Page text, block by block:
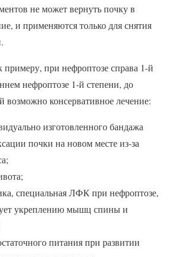
не может вернуть почку в
и применяются только для снятия
примеру, при нефроптозе справа 1-й
нефроптозе 1-й степени, до
возможно консервативное лечение:
изготовленного бандажа
почки на новом месте из-за
специальная ЛФК при нефроптозе,
укреплению мышц спины и
питания при развитии